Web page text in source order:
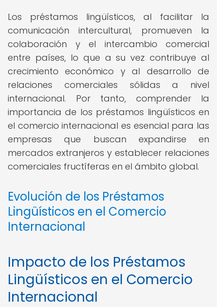
Los préstamos lingüísticos, al facilitar la
comunicación intercultural, promueven la
colaboración y el intercambio comercial
entre países, lo que a su vez contribuye al
crecimiento económico y al desarrollo de
relaciones comerciales sólidas a nivel
internacional. Por tanto, comprender la
importancia de los préstamos lingüísticos en
el comercio internacional es esencial para las
empresas que buscan expandirse en
mercados extranjeros y establecer relaciones
comerciales fructíferas en el ámbito global.
Evolución de los Préstamos
Lingüísticos en el Comercio
Internacional
Impacto de los Préstamos
Lingüísticos en el Comercio
Internacional